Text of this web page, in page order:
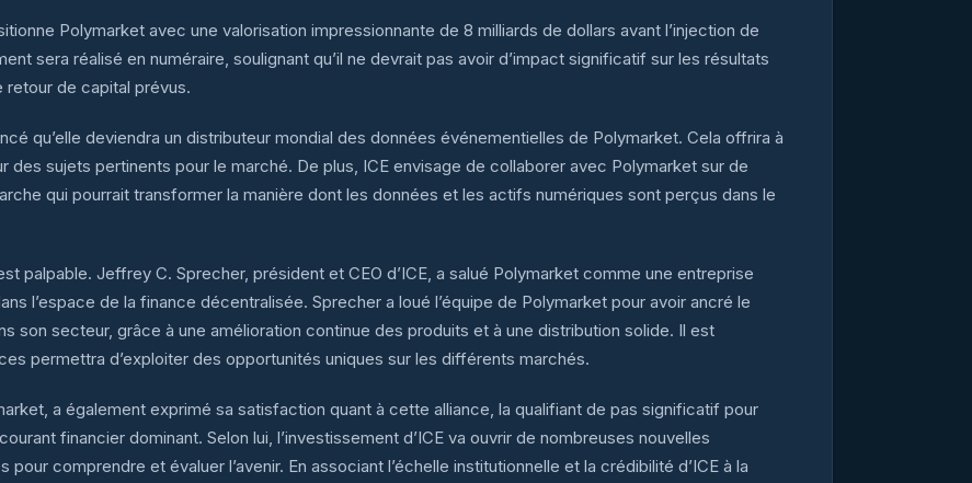
Polymarket avec une valorisation impressionnante de 8 milliards de dollars avant l’injection de
sera réalisé en numéraire, soulignant qu’il ne devrait pas avoir d’impact significatif sur les résultats
de capital prévus.
qu’elle deviendra un distributeur mondial des données événementielles de Polymarket. Cela offrira à
sujets pertinents pour le marché. De plus, ICE envisage de collaborer avec Polymarket sur de
qui pourrait transformer la manière dont les données et les actifs numériques sont perçus dans le
palpable. Jeffrey C. Sprecher, président et CEO d’ICE, a salué Polymarket comme une entreprise
l’espace de la finance décentralisée. Sprecher a loué l’équipe de Polymarket pour avoir ancré le
son secteur, grâce à une amélioration continue des produits et à une distribution solide. Il est
permettra d’exploiter des opportunités uniques sur les différents marchés.
a également exprimé sa satisfaction quant à cette alliance, la qualifiant de pas significatif pour
financier dominant. Selon lui, l’investissement d’ICE va ouvrir de nombreuses nouvelles
comprendre et évaluer l’avenir. En associant l’échelle institutionnelle et la crédibilité d’ICE à la